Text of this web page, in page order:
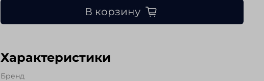
В корзину
Характеристики
Бренд